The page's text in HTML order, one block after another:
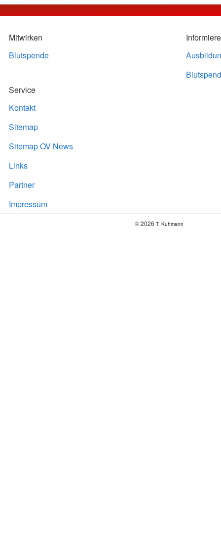
Mitwirken
Blutspende
Service
Kontakt
Sitemap
Sitemap OV News
Links
Partner
Impressum
© 2026 T. Kuhmann